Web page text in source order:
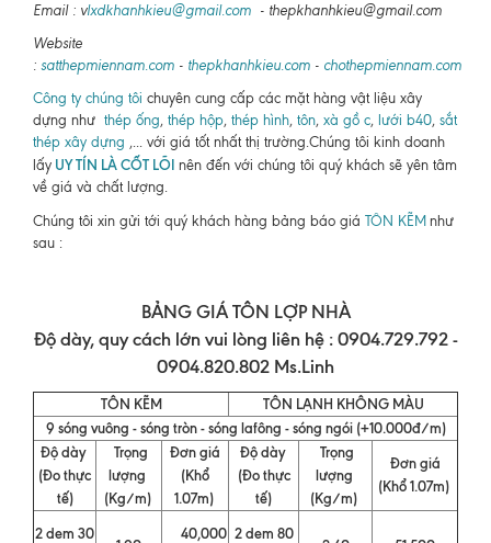
Email : vlxdkhanhkieu@gmail.com - thepkhanhkieu@gmail.com
Website
: satthepmiennam.com - thepkhanhkieu.com - chothepmiennam.com
Công ty chúng tôi chuyên cung cấp các mặt hàng vật liệu xây
dựng như thép ống, thép hộp, thép hình, tôn, xà gồ c, lưới b40, sắt
thép xây dựng ,... với giá tốt nhất thị trường.Chúng tôi kinh doanh
lấy UY TÍN LÀ CỐT LÕI nên đến với chúng tôi quý khách sẽ yên tâm
về giá và chất lượng.
Chúng tôi xin gửi tới quý khách hàng bảng báo giá TÔN KẼM như
sau :
BẢNG GIÁ TÔN LỢP NHÀ
Độ dày, quy cách lớn vui lòng liên hệ : 0904.729.792 -
0904.820.802 Ms.Linh
TÔN KẼM
TÔN LẠNH KHÔNG MÀU
9 sóng vuông - sóng tròn - sóng lafông - sóng ngói (+10.000đ/m)
Độ dày
(Đo thực
tế)
Trọng
lượng
(Kg/m)
Đơn giá
(Khổ
1.07m)
Độ dày
(Đo thực
tế)
Trọng
lượng
(Kg/m)
Đơn giá
(Khổ 1.07m)
2 dem 30 40,000 2 dem 80